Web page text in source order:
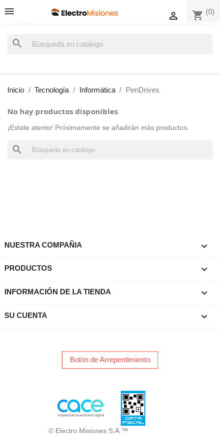
shopping_cart (0)

search
Inicio Tecnología Informática PenDrives
No hay productos disponibles
¡Estate atento! Próximamente se añadirán más productos.
search
NUESTRA COMPAÑIA 
PRODUCTOS 
INFORMACIÓN DE LA TIENDA keyboard_arrow_down
SU CUENTA 
Botón de Arrepentimiento
© Electro Misiones S.A.™